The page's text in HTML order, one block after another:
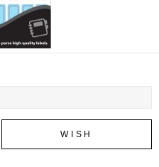
WISH